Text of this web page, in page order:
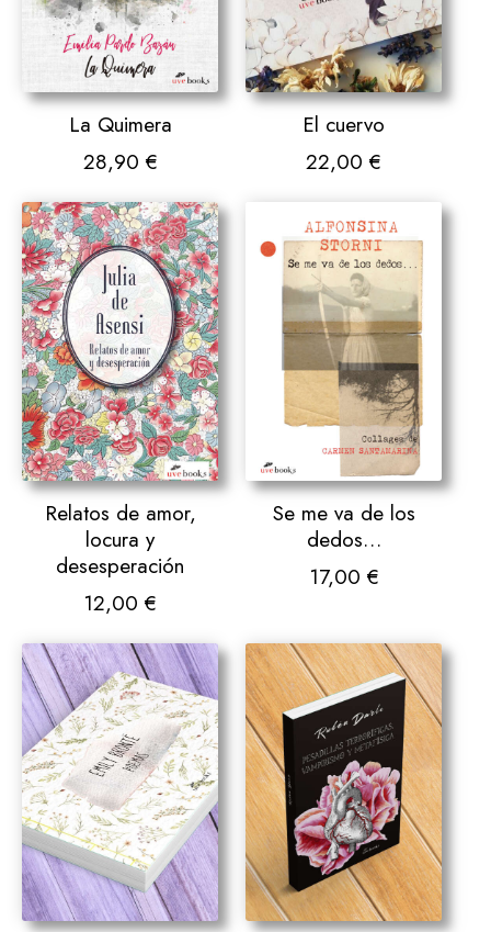
La Quimera
28,90 €
El cuervo
22,00 €
Relatos de amor,
locura y
desesperación
12,00 €
Se me va de los
dedos…
17,00 €